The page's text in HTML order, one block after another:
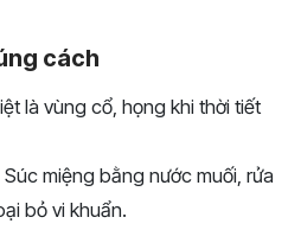
cách
là vùng cổ, họng khi thời tiết
Súc miệng bằng nước muối, rửa
bỏ vi khuẩn.